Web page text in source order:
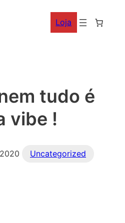
Loja
tudo é
vibe !
Uncategorized